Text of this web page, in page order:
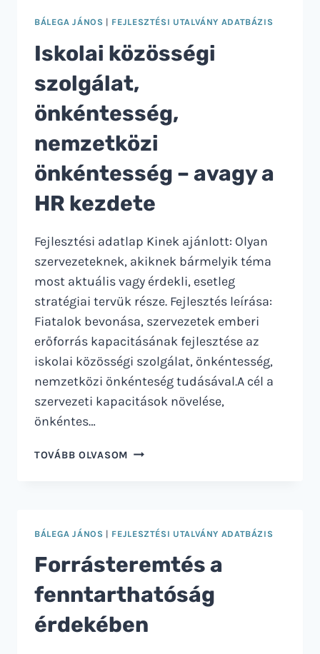
BÁLEGA JÁNOS | FEJLESZTÉSI UTALVÁNY ADATBÁZIS
Iskolai közösségi
szolgálat,
önkéntesség,
nemzetközi
önkéntesség – avagy a
HR kezdete
Fejlesztési adatlap Kinek ajánlott: Olyan
szervezeteknek, akiknek bármelyik téma
most aktuális vagy érdekli, esetleg
stratégiai tervük része. Fejlesztés leírása:
Fiatalok bevonása, szervezetek emberi
erőforrás kapacitásának fejlesztése az
iskolai közösségi szolgálat, önkéntesség,
nemzetközi önkénteség tudásával.A cél a
szervezeti kapacitások növelése,
önkéntes…
TOVÁBB OLVASOM ISKOLAI
ÖNKÉNTESSÉG
AVAGY
HR
BÁLEGA JÁNOS | FEJLESZTÉSI UTALVÁNY ADATBÁZIS
Forrásteremtés a
fenntarthatóság
érdekében